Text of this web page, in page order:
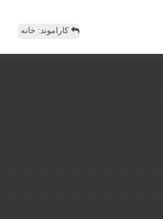
کاراموند: خانه